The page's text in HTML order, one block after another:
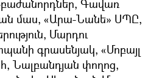
բաժանորդներ, Գավառ
մաս, «Արա-Նանե» ՍՊԸ,
Մարդու
գրասենյակ, «Մոբայլ
Նալբանդյան փողոց,